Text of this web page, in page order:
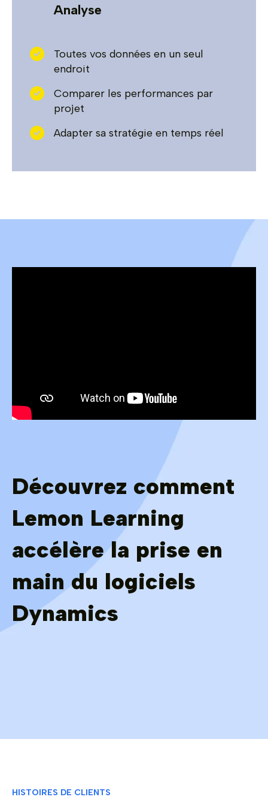
Analyse
Toutes vos données en un seul
endroit
Comparer les performances par
projet
Adapter sa stratégie en temps réel
Découvrez comment
Lemon Learning
accélère la prise en
main du logiciels
Dynamics
HISTOIRES DE CLIENTS